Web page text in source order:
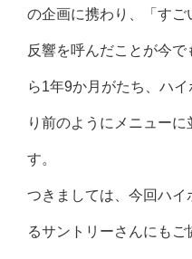
の企画に携わり、「す
反響を呼んだことが今
ら1年9か月がたち、ハ
り前のようにメニュー
す。
つきましては、今回ハ
るサントリーさんにも